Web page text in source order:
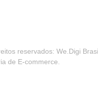
reservados: We.Digi
de E-commerce.